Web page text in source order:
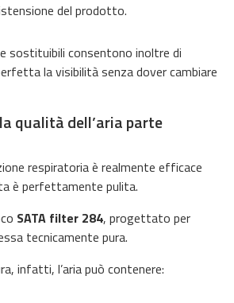
del prodotto.
sostituibili consentono inoltre di
la visibilità senza dover cambiare
qualità dell’aria parte
respiratoria è realmente efficace
è perfettamente pulita.
SATA filter 284, progettato per
tecnicamente pura.
infatti, l’aria può contenere: